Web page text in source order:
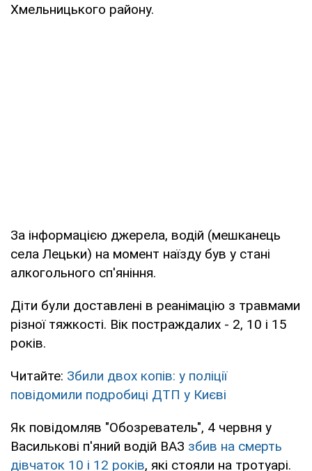
Хмельницького району.
За інформацією джерела, водій (мешканець
села Лецьки) на момент наїзду був у стані
алкогольного сп'яніння.
Діти були доставлені в реанімацію з травмами
різної тяжкості. Вік постраждалих - 2, 10 і 15
років.
Читайте: Збили двох копів: у поліції
повідомили подробиці ДТП у Києві
Як повідомляв "Обозреватель", 4 червня у
Василькові п'яний водій ВАЗ збив на смерть
дівчаток 10 і 12 років, які стояли на тротуарі.